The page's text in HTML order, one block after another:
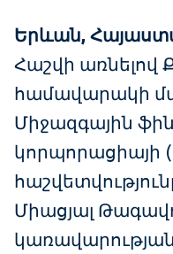
Երևան,
Հաշվի առնելով
համավարակի
Միջազգային
կորպորացիայի
Միացյալ